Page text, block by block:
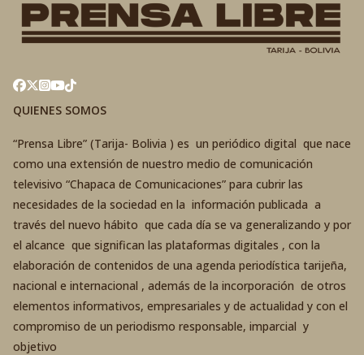
QUIENES SOMOS
“Prensa Libre” (Tarija- Bolivia ) es un periódico digital que nace
como una extensión de nuestro medio de comunicación
televisivo “Chapaca de Comunicaciones” para cubrir las
necesidades de la sociedad en la información publicada a
través del nuevo hábito que cada día se va generalizando y por
el alcance que significan las plataformas digitales , con la
elaboración de contenidos de una agenda periodística tarijeña,
nacional e internacional , además de la incorporación de otros
elementos informativos, empresariales y de actualidad y con el
compromiso de un periodismo responsable, imparcial y
objetivo